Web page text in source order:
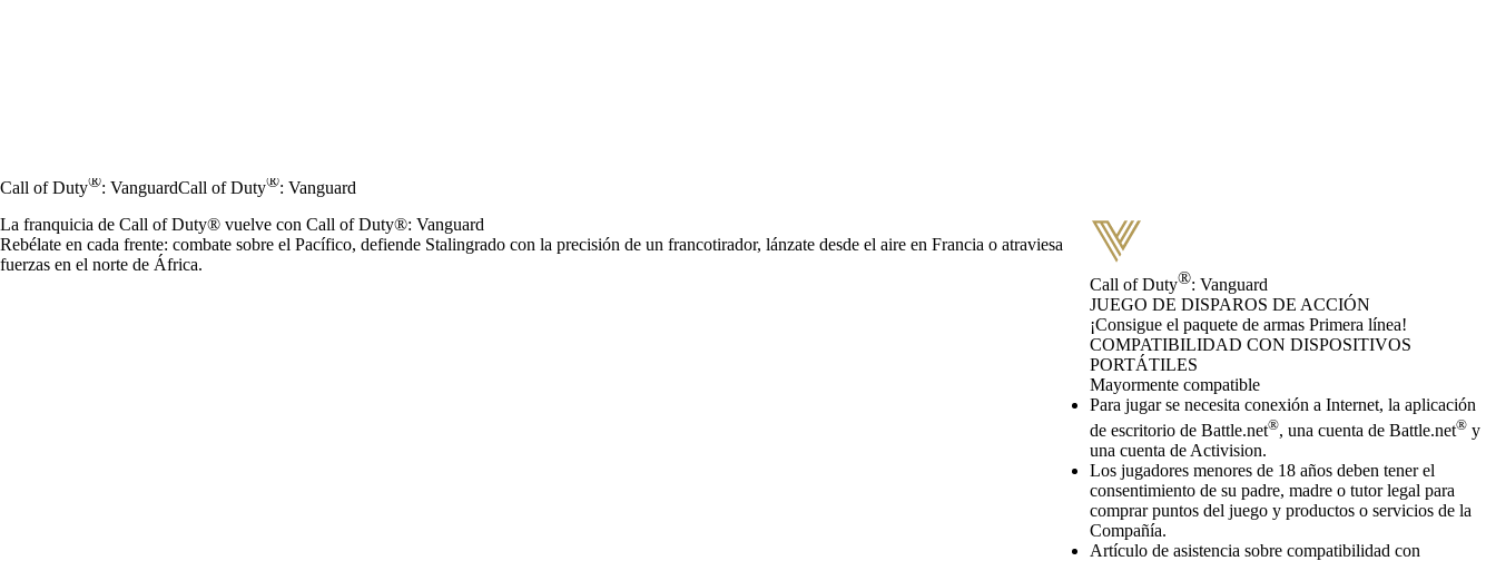
Call of Duty®: VanguardCall of Duty®: Vanguard
Call of Duty®: Vanguard
JUEGO DE DISPAROS DE ACCIÓN
Product Notification
¡Consigue el paquete de armas Primera línea!
Precio
Available actions
COMPATIBILIDAD CON DISPOSITIVOS
PORTÁTILES
Mayormente compatible
Para jugar se necesita conexión a Internet, la aplicación
de escritorio de Battle.net®, una cuenta de Battle.net® y
una cuenta de Activision.
Los jugadores menores de 18 años deben tener el
consentimiento de su padre, madre o tutor legal para
comprar puntos del juego y productos o servicios de la
Compañía.
Artículo de asistencia sobre compatibilidad con
La franquicia de Call of Duty® vuelve con Call of Duty®: Vanguard
Rebélate en cada frente: combate sobre el Pacífico, defiende Stalingrado con la precisión de un francotirador, lánzate desde el aire en Francia o atraviesa
fuerzas en el norte de África.